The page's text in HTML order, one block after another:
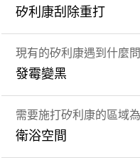
矽利康刮除重打
現有的矽利康遇到什麼
發霉變黑
需要施打矽利康的區域
衛浴空間